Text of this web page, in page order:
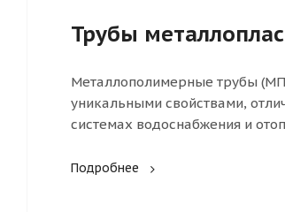
Трубы
Металлополимерные трубы
уникальными свойствами,
системах водоснабжения и
Подробнее